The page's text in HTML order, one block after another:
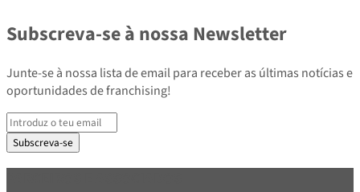
Subscreva-se à nossa Newsletter
Junte-se à nossa lista de email para receber as últimas notícias e
oportunidades de franchising!
Subscreva-se